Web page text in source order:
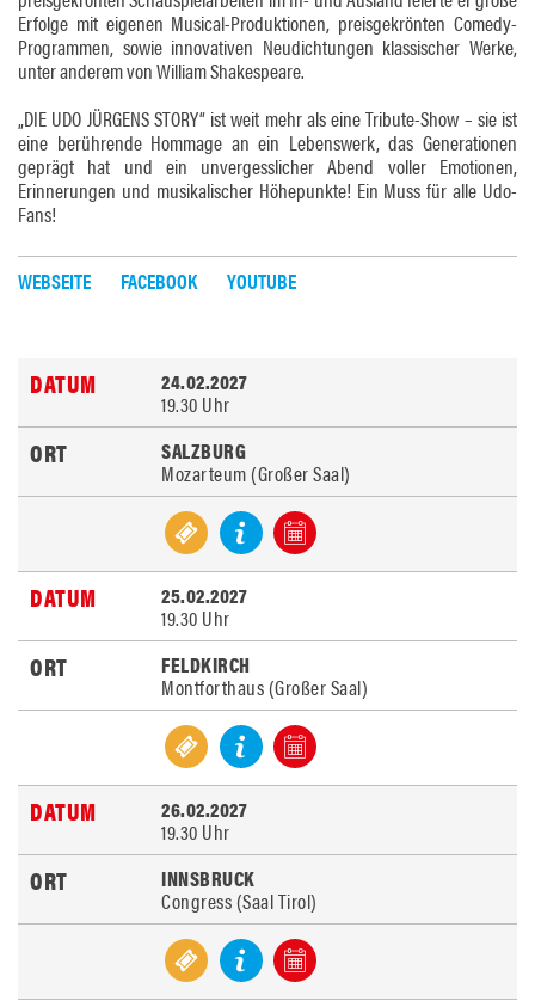
Erfolge mit eigenen Musical-Produktionen, preisgekrönten Comedy-
Programmen, sowie innovativen Neudichtungen klassischer Werke,
unter anderem von William Shakespeare.
„DIE UDO JÜRGENS STORY“ ist weit mehr als eine Tribute-Show – sie ist
eine berührende Hommage an ein Lebenswerk, das Generationen
geprägt hat und ein unvergesslicher Abend voller Emotionen,
Erinnerungen und musikalischer Höhepunkte! Ein Muss für alle Udo-
Fans!
WEBSEITE FACEBOOK YOUTUBE
24.02.2027
19.30 Uhr
SALZBURG
Mozarteum (Großer Saal)
25.02.2027
19.30 Uhr
FELDKIRCH
Montforthaus (Großer Saal)
26.02.2027
19.30 Uhr
INNSBRUCK
Congress (Saal Tirol)